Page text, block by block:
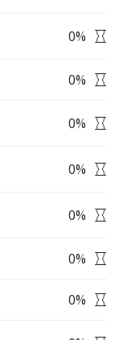
0%
0%
0%
0%
0%
0%
0%